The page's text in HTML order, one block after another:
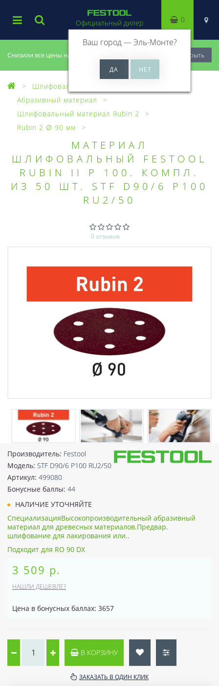
Снизили все цены на 20%, успей купить! Закрыть
Официальный дилер
Ваш город —Эль-Монте?
0
Шлифовальный материал
Абразивный материал
Шлифовальный материал Rubin 2
Rubin 2 ∅ 90 мм
МАТЕРИАЛ
ШЛИФОВАЛЬНЫЙ FESTOOL
RUBIN II P 100. КОМПЛ.
ИЗ 50 ШТ. STF D90/6 P100
RU2/50
0 отзывов
Производитель: Festool
Модель: STF D90/6 P100 RU2/50
Артикул: 499080
Бонусные баллы: 44
НАЛИЧИЕ УТОЧНЯЙТЕ
СпециализацияВысокопроизводительный абразивный
материал для древесных материалов.Предвар.
шлифование для лакирования или..
Подходит для RO 90 DX
3 509 р.
НАШЛИ ДЕШЕВЛЕ?
Цена в бонусных баллах: 3657
В КОРЗИНУ
ЗАКАЗАТЬ В ОДИН КЛИК